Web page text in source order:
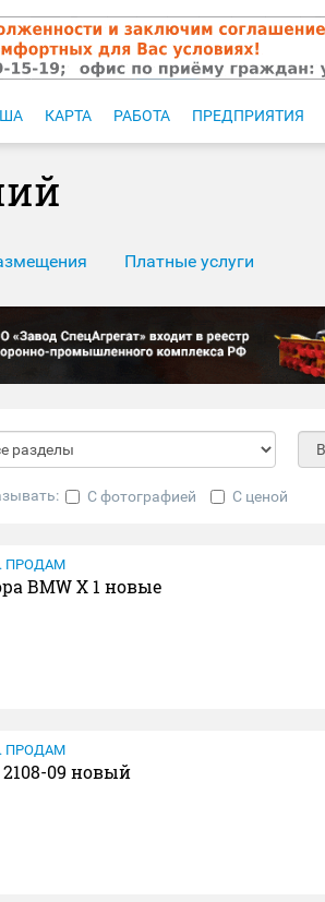
КАРТА РАБОТА ПРЕДПРИЯТИЯ
Платные услуги
С фотографией С ценой
ПРОДАМ
BMW X 1 новые
ПРОДАМ
09 новый